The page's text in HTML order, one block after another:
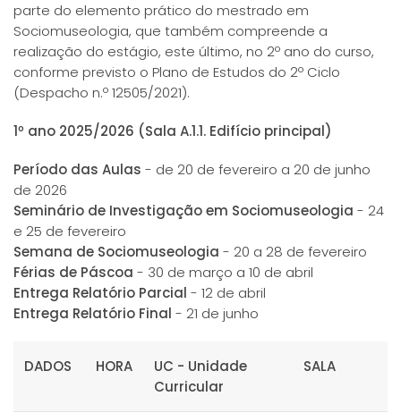
parte do elemento prático do mestrado em
Sociomuseologia, que também compreende a
realização do estágio, este último, no 2º ano do curso,
conforme previsto o Plano de Estudos do 2º Ciclo
(Despacho n.º 12505/2021).
1º ano 2025/2026 (Sala A.1.1. Edifício principal)
Período das Aulas - de 20 de fevereiro a 20 de junho
de 2026
Seminário de Investigação em Sociomuseologia - 24
e 25 de fevereiro
Semana de Sociomuseologia - 20 a 28 de fevereiro
Férias de Páscoa - 30 de março a 10 de abril
Entrega Relatório Parcial - 12 de abril
Entrega Relatório Final - 21 de junho
DADOS HORA
UC - Unidade
Curricular
SALA